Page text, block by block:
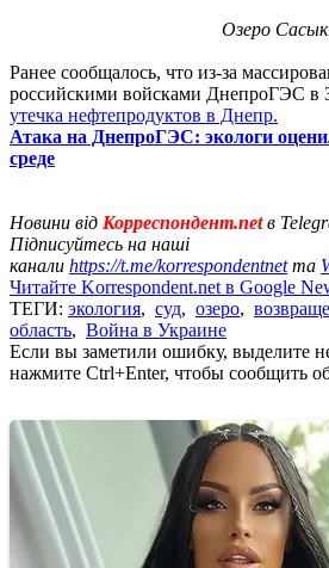
Озеро Сасык
Ранее сообщалось, что из-за
российскими войсками ДнепроГЭС в
утечка нефтепродуктов в Днепр.
Атака на ДнепроГЭС: экологи
среде
Новини від Корреспондент.netв
Підписуйтесь на наші
канали https://t.me/korrespondentnetта
Читайте Korrespondent.net в Google
ТЕГИ: экология, суд, озеро,
область, Война в Украине
Если вы заметили ошибку, выделите
нажмите Ctrl+Enter, чтобы сообщить